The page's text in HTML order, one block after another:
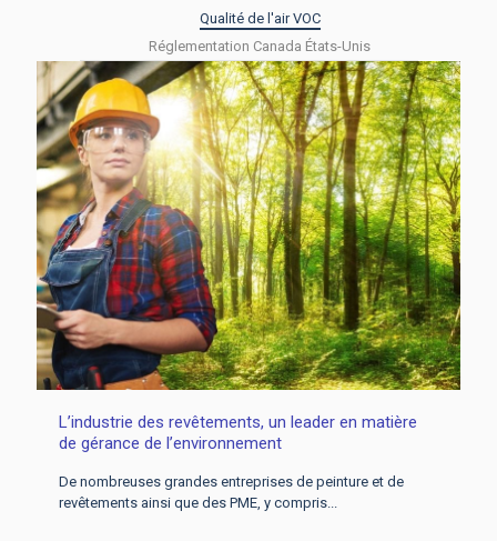
Qualité de l'air VOC
Réglementation Canada États-Unis
L’industrie des revêtements, un leader en matière
de gérance de l’environnement
De nombreuses grandes entreprises de peinture et de
revêtements ainsi que des PME, y compris...